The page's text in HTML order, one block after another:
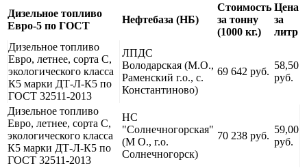
Дизельное топливо
Евро-5 по ГОСТ
Нефтебаза (НБ)
Стоимость
за тонну
(1000 кг.)
Цена
за
литр
Дизельное топливо
Евро, летнее, сорта С,
экологического класса
К5 марки ДТ-Л-К5 по
ГОСТ 32511-2013
ЛПДС
Володарская (М.О.,
Раменский г.о., с.
Константиново)
69 642 руб.
58,50
руб.
Дизельное топливо
Евро, летнее, сорта С,
экологического класса
К5 марки ДТ-Л-К5 по
ГОСТ 32511-2013
НС
"Солнечногорская"
(М О., г.о.
Солнечногорск)
70 238 руб.
59,00
руб.